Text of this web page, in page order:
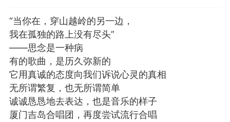
游戏 兴趣
问答 闲谈
“当你在，穿山越岭的另一边，
我在孤独的路上没有尽头”
——思念是一种病
有的歌曲，是历久弥新的
它用真诚的态度向我们诉说心灵的真相
无所谓繁复，也无所谓简单
诚诚恳恳地去表达，也是音乐的样子
厦门吉岛合唱团，再度尝试流行合唱